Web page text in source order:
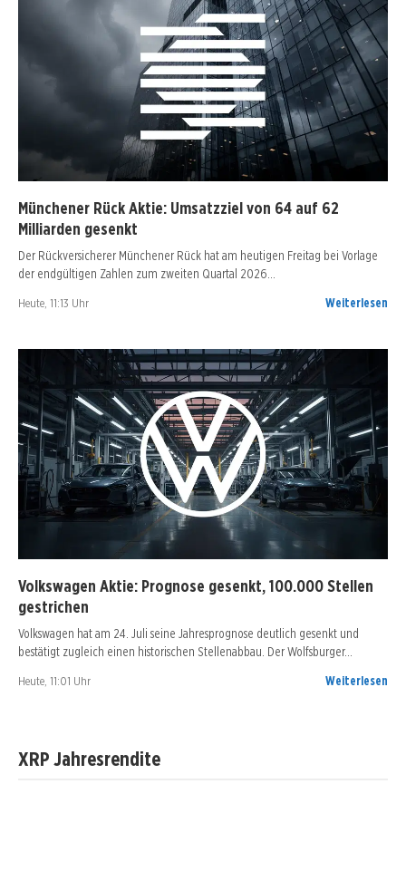
Münchener Rück Aktie: Umsatzziel von 64 auf 62
Milliarden gesenkt
Der Rückversicherer Münchener Rück hat am heutigen Freitag bei Vorlage
der endgültigen Zahlen zum zweiten Quartal 2026…
Heute, 11:13 Uhr Weiterlesen
Volkswagen Aktie: Prognose gesenkt, 100.000 Stellen
gestrichen
Volkswagen hat am 24. Juli seine Jahresprognose deutlich gesenkt und
bestätigt zugleich einen historischen Stellenabbau. Der Wolfsburger…
Heute, 11:01 Uhr Weiterlesen
XRP Jahresrendite